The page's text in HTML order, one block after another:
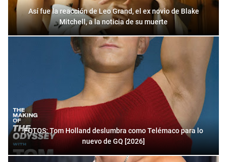
Así fue la reacción de Leo Grand, el ex novio de Blake
Mitchell, a la noticia de su muerte
FOTOS: Tom Holland deslumbra como Telémaco para lo
nuevo de GQ [2026]